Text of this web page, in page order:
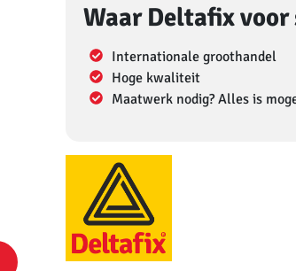
Waar Deltafix
Internationale groothandel
Hoge kwaliteit
Maatwerk nodig? Alles is